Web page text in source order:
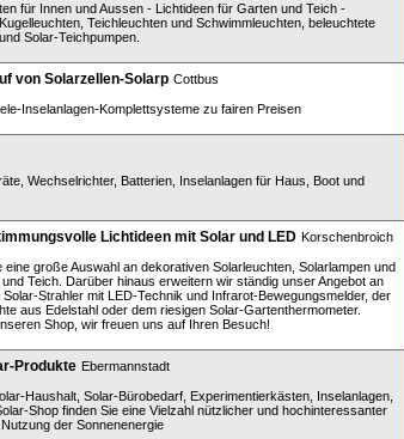
für Innen und Aussen - Lichtideen für Garten und Teich -
Teichleuchten und Schwimmleuchten, beleuchtete
Solar-Teichpumpen.
von Solarzellen-Solarp Cottbus
Inselanlagen-Komplettsysteme zu fairen Preisen
Wechselrichter, Batterien, Inselanlagen für Haus, Boot und
Lichtideen mit Solar und LED Korschenbroich
eine große Auswahl an dekorativen Solarleuchten, Solarlampen und
Teich. Darüber hinaus erweitern wir ständig unser Angebot an
Strahler mit LED-Technik und Infrarot-Bewegungsmelder, der
aus Edelstahl oder dem riesigen Solar-Gartenthermometer.
Shop, wir freuen uns auf Ihren Besuch!
Produkte Ebermannstadt
Haushalt, Solar-Bürobedarf, Experimentierkästen, Inselanlagen,
Shop finden Sie eine Vielzahl nützlicher und hochinteressanter
der Sonnenenergie